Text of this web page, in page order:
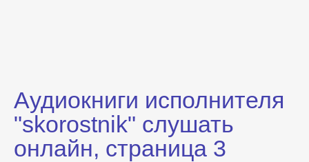
Аудиокниги исполнителя
"skorostnik" слушать
онлайн, страница 3